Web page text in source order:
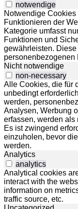
notwendige
Notwendige
Funktionieren der
Kategorie umfasst
Funktionen und
gewährleisten.
personenbezogenen
Nicht notwendige
non-necessary
Alle Cookies, die für
unbedingt
werden,
Analysen, Werbung
erfassen, werden
Es ist zwingend
einzuholen, bevor
werden.
Analytics
analytics
Analytical cookies
interact with the
information on
traffic source, etc.